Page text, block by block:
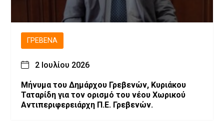
ΓΡΕΒΕΝΆ
2 Ιουλίου 2026
Μήνυμα του Δημάρχου Γρεβενών, Κυριάκου
Ταταρίδη για τον ορισμό του νέου Χωρικού
Αντιπεριφερειάρχη Π.Ε. Γρεβενών.